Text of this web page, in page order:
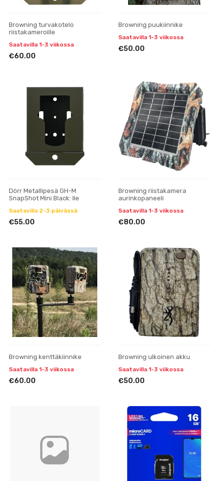
Browning turvakotelo
riistakameroille
Saatavilla 1-3 viikossa
€60.00
Browning puukiinnike
Saatavilla 1-3 viikossa
€50.00
Dörr Metallipesä GH-M
SnapShot Mini Black: lle
Saatavilla 2-3 päivässä
€55.00
Browning riistakamera
aurinkopaneeli
Saatavilla 1-3 viikossa
€80.00
Browning kenttäkiinnike
Saatavilla 1-3 viikossa
€60.00
Browning ulkoinen akku
Saatavilla 1-3 viikossa
€50.00